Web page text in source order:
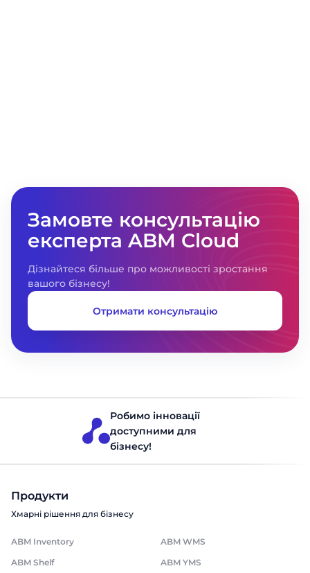
стану.
Замовте консультацію
експерта ABM Cloud
Дізнайтеся більше про можливості зростання
вашого бізнесу!
Отримати консультацію
Робимо інновації
доступними для
бізнесу!
Продукти
Хмарні рішення для бізнесу
ABM Inventory
ABM WMS
ABM Shelf
ABM YMS